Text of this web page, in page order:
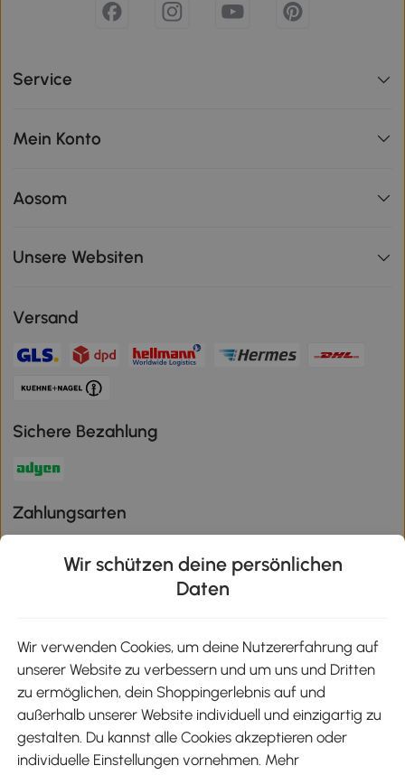
Service
Mein Konto
Aosom
Unsere Websiten
Versand
Sichere Bezahlung
Zahlungsarten
Aosom-App
Google Play
Wir schützen deine persönlichen
Daten
Wir verwenden Cookies, um deine Nutzererfahrung auf
unserer Website zu verbessern und um uns und Dritten
zu ermöglichen, dein Shoppingerlebnis auf und
außerhalb unserer Website individuell und einzigartig zu
gestalten. Du kannst alle Cookies akzeptieren oder
individuelle Einstellungen vornehmen. Mehr